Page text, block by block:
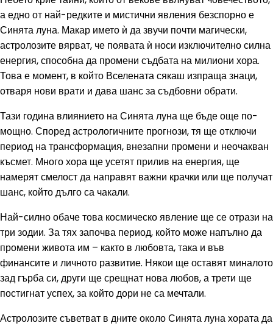
а едно от най-редките и мистични явления безспорно е
Синята луна. Макар името ѝ да звучи почти магически,
астролозите вярват, че появата ѝ носи изключително силна
енергия, способна да промени съдбата на милиони хора.
Това е момент, в който Вселената сякаш изпраща знаци,
отваря нови врати и дава шанс за съдбовни обрати.
Тази година влиянието на Синята луна ще бъде още по-
мощно. Според астрологичните прогнози, тя ще отключи
период на трансформация, внезапни промени и неочакван
късмет. Много хора ще усетят прилив на енергия, ще
намерят смелост да направят важни крачки или ще получат
шанс, който дълго са чакали.
Най-силно обаче това космическо явление ще се отрази на
три зодии. За тях започва период, който може напълно да
промени живота им – както в любовта, така и във
финансите и личното развитие. Някои ще оставят миналото
зад гърба си, други ще срещнат нова любов, а трети ще
постигнат успех, за който дори не са мечтали.
Астролозите съветват в дните около Синята луна хората да